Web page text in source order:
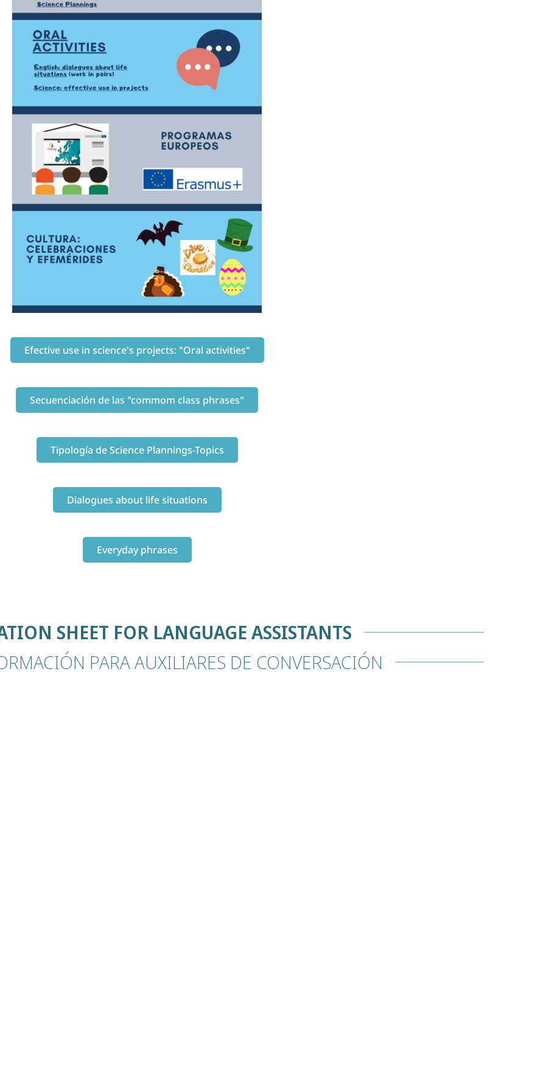
Efective use in science's projects: "Oral activities"
Secuenciación de las "commom class phrases"
Tipología de Science Plannings-Topics
Dialogues about life situations
Everyday phrases
SHEET FOR LANGUAGE ASSISTANTS
PARA AUXILIARES DE CONVERSACIÓN